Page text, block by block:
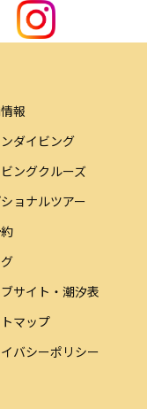
報
ダイビング
ングクルーズ
ョナルツアー
サイト・潮汐表
マップ
バシーポリシー